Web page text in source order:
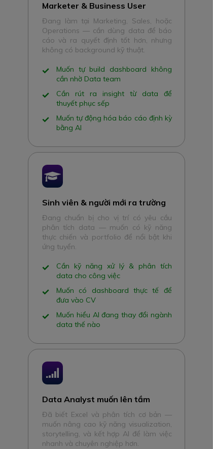
Marketer & Business User
Đang làm tại Marketing, Sales, hoặc
Operations — cần dùng data để báo
cáo và ra quyết định tốt hơn, nhưng
không có background kỹ thuật.
Muốn tự build dashboard không
cần nhờ Data team
Cần rút ra insight từ data để
thuyết phục sếp
Muốn tự động hóa báo cáo định kỳ
bằng AI
Data Analyst muốn lên tầm
Đã biết Excel và phân tích cơ bản —
muốn nâng cao kỹ năng visualization,
storytelling, và kết hợp AI để làm việc
nhanh và chuyên nghiệp hơn.
Sinh viên & người mới ra trường
Đang chuẩn bị cho vị trí có yêu cầu
phân tích data — muốn có kỹ năng
thực chiến và portfolio để nổi bật khi
ứng tuyển.
Cần kỹ năng xử lý & phân tích
data cho công việc
Muốn có dashboard thực tế để
đưa vào CV
Muốn hiểu AI đang thay đổi ngành
data thế nào